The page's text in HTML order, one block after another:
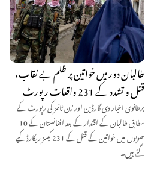
طالبان دور میں خواتین پر ظلم بے نقاب،
قتل و تشدد کے 231 واقعات رپورٹ
برطانوی اخبار دی گارڈین اور زن ٹائمز کی رپورٹ کے
مطابق طالبان کے اقتدار کے بعد افغانستان کے 10
صوبوں میں خواتین کے قتل کے 231 کیسز ریکارڈ کیے
گئے ہیں۔